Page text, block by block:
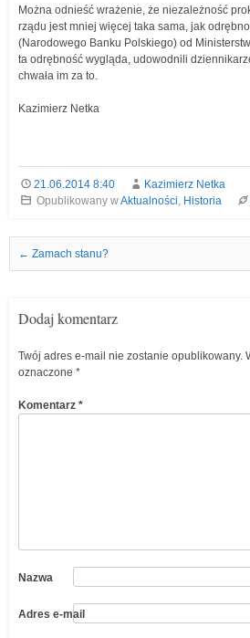
Można odnieść wrażenie, że niezależność
rządu jest mniej więcej taka sama, jak
(Narodowego Banku Polskiego) od
ta odrębność wygląda, udowodnili dziennikarze
chwała im za to.
Kazimierz Netka
21.06.2014 8:40
Kazimierz Netka
Opublikowany wAktualności, Historia
Nawigacja we wpisach
← Zamach stanu?
Dodaj komentarz
Twój adres e-mail nie zostanie opublikowany.
oznaczone *
Komentarz *
Nazwa
Adres e-mail